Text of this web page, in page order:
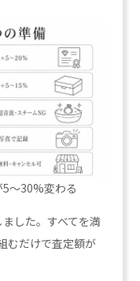
〜30%変わる
した。すべてを満
むだけで査定額が